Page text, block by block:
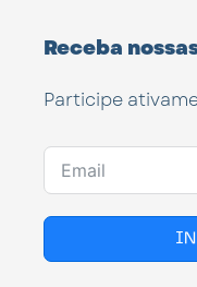
Receba
Participe